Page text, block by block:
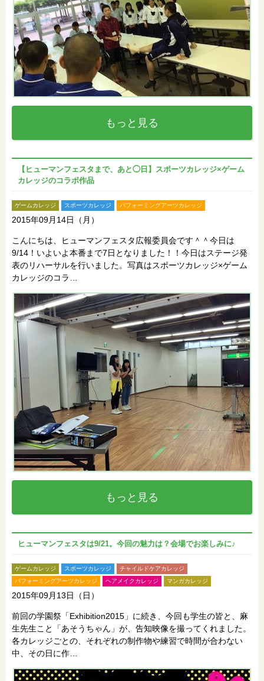
もっと見る
【ヒューマンフェスタまで、あと◯日】スポーツカレッジ×ゲーム
カレッジのコラボ作品
ゲームカレッジ スポーツカレッジ パフォーミングアーツカレッジ
2015年09月14日（月）
こんにちは、ヒューマンフェスタ広報委員会です＾＾今日は
9/14！いよいよ本番まで7日となりました！！今日はステージ発
表のリハーサルを行いました。写真はスポーツカレッジ×ゲーム
カレッジのコラ…
もっと見る
ヒューマンフェスタは9/21。今回の魅力は？会場でお楽しみに♪
ゲームカレッジ スポーツカレッジ
チャイルドケアカレッジ
パフォーミングアーツカレッジ
ヘアメイクカレッジ マンガカレッジ
2015年09月13日（日）
前回の学園祭「Exhibition2015」に続き、今回も学生の皆と、麻
生先生こと「あそうちゃん」が、告知映像を撮ってくれました。
各カレッジごとの、それぞれの制作物や練習で時間が合わない
中、その日に作…